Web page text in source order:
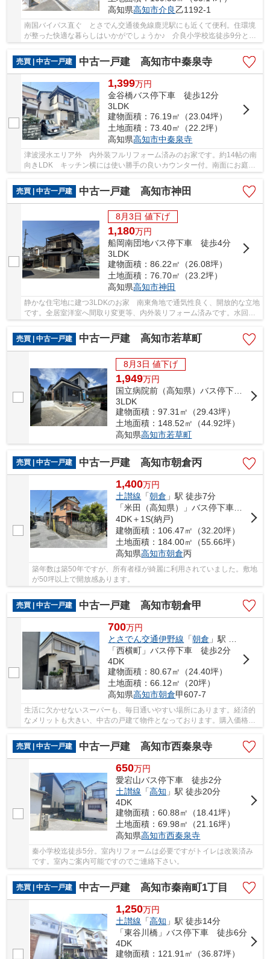
高知県高知市介良乙1192-1
南国バイパス直ぐ とさでん交通後免線鹿児駅にも近くて便利。住環境
が整った快適な暮らしはいかがでしょうか♪ 介良小学校迄徒歩9分と通
売買 | 中古一戸建
中古一戸建 高知市中秦泉寺
1,399万円
金谷橋バス停下車 徒歩12分
3LDK
建物面積：76.19㎡（23.04坪）
土地面積：73.40㎡（22.2坪）
高知県高知市中秦泉寺
津波浸水エリア外 内外装フルリフォーム済みのお家です。約14帖の南
向きLDK キッチン横には使い勝手の良いカウンター付。南面にお庭ス
ペースもあり様々な用途にご活用いただけます。
売買 | 中古一戸建
中古一戸建 高知市神田
8月3日 値下げ
1,180万円
船岡南団地バス停下車 徒歩4分
3LDK
建物面積：86.22㎡（26.08坪）
土地面積：76.70㎡（23.2坪）
高知県高知市神田
静かな住宅地に建つ3LDKのお家 南東角地で通気性良く、開放的な立地
です。全居室洋室へ間取り変更等、内外装リフォーム済みです。水回り
設備が新品なのも嬉しいですね。小型車駐車１...
売買 | 中古一戸建
中古一戸建 高知市若草町
8月3日 値下げ
1,949万円
3LDK
建物面積：97.31㎡（29.43坪）
土地面積：148.52㎡（44.92坪）
高知県高知市若草町
売買 | 中古一戸建 中古一戸建 高知市朝倉丙
1,400万円
土讃線 「朝倉 」駅 徒歩7分
「米田（高知県）」バス停下車 徒歩3分
4DK＋1S(納戸)
建物面積：106.47㎡（32.20坪）
土地面積：184.00㎡（55.66坪）
高知県高知市朝倉丙
築年数は築50年ですが、所有者様が綺麗に利用されていました。敷地
が50坪以上で開放感あります。
売買 | 中古一戸建 中古一戸建 高知市朝倉甲
700万円
とさでん交通伊野線 「朝倉 」駅 徒歩18分
「西横町」バス停下車 徒歩2分
4DK
建物面積：80.67㎡（24.40坪）
土地面積：66.12㎡（20坪）
高知県高知市朝倉甲607-7
生活に欠かせないスーパーも、毎日通いやすい場所にあります。経済的
なメリットも大きい、中古の戸建て物件となっております。購入価格を
売買 | 中古一戸建
中古一戸建 高知市西秦泉寺
650万円
愛宕山バス停下車 徒歩2分
土讃線 「高知 」駅 徒歩20分
4DK
建物面積：60.88㎡（18.41坪）
土地面積：69.98㎡（21.16坪）
高知県高知市西秦泉寺
秦小学校迄徒歩5分。室内リフォームは必要ですがトイレは改装済み
です。室内ご案内可能ですのでご連絡下さい。
売買 | 中古一戸建 中古一戸建 高知市秦南町1丁目
1,250万円
土讃線 「高知 」駅 徒歩14分
「東谷川橋」バス停下車 徒歩6分
4DK
建物面積：121.91㎡（36.87坪）